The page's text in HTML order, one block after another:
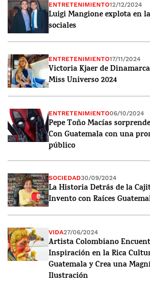
ENTRETENIMIENTO12/12/2024
Luigi Mangione explota en
sociales
ENTRETENIMIENTO17/11/2024
Victoria Kjaer de
Miss Universo 2024
ENTRETENIMIENTO06/10/2024
Pepe Toño Macías
Con Guatemala con una
público
SOCIEDAD30/09/2024
La Historia Detrás de la
Invento con Raíces
VIDA27/06/2024
Artista Colombiano
Inspiración en la Rica
Guatemala y Crea una
Ilustración